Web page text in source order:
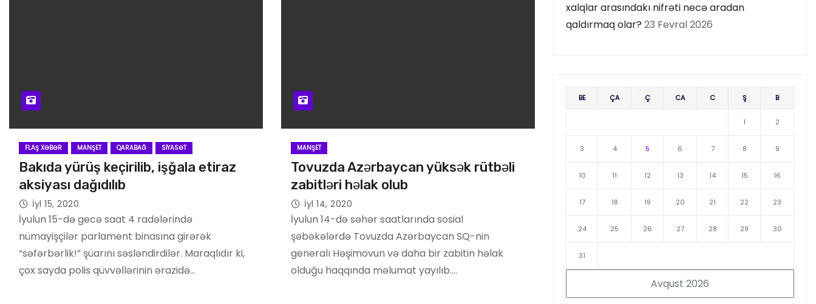
FLAŞ XƏBƏR MANŞET QARABAĞ SIYASƏT
Bakıda yürüş keçirilib, işğala etiraz
aksiyası dağıdılıb
İyl 15, 2020
İyulun 15-də gecə saat 4 radələrində
nümayişçilər parlament binasına girərək
“səfərbərlik!” şüarını səsləndirdilər. Maraqlıdır ki,
çox sayda polis qüvvəllərinin ərazidə…
MANŞET
Tovuzda Azərbaycan yüksək rütbəli
zabitləri həlak olub
İyl 14, 2020
İyulun 14-də səhər saatlarında sosial
şəbəkələrdə Tovuzda Azərbaycan SQ-nin
generalı Həşimovun və daha bir zabitin həlak
olduğu haqqında məlumat yayılıb.…
xalqlar arasındakı nifrəti necə aradan
qaldırmaq olar? 23 Fevral 2026
Avqust 2026
BE ÇA Ç CA C Ş B
1 2
3 4 5 6 7 8 9
10 11 12 13 14 15 16
17 18 19 20 21 22 23
24 25 26 27 28 29 30
31